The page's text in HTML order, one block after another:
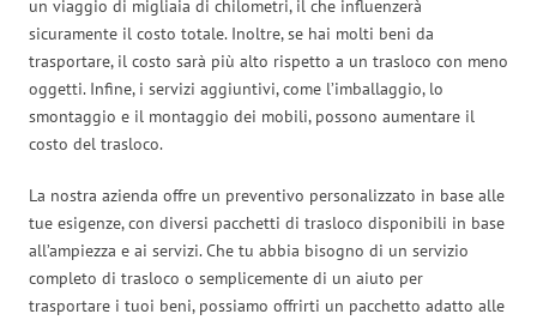
un viaggio di migliaia di chilometri, il che influenzerà
sicuramente il costo totale. Inoltre, se hai molti beni da
trasportare, il costo sarà più alto rispetto a un trasloco con meno
oggetti. Infine, i servizi aggiuntivi, come l’imballaggio, lo
smontaggio e il montaggio dei mobili, possono aumentare il
costo del trasloco.
La nostra azienda offre un preventivo personalizzato in base alle
tue esigenze, con diversi pacchetti di trasloco disponibili in base
all’ampiezza e ai servizi. Che tu abbia bisogno di un servizio
completo di trasloco o semplicemente di un aiuto per
trasportare i tuoi beni, possiamo offrirti un pacchetto adatto alle